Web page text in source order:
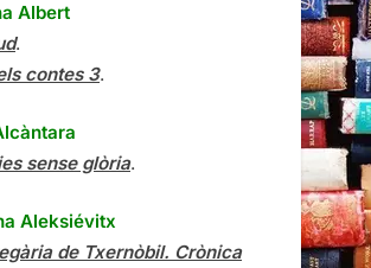
Albert
.
contes 3.
sense glòria.
Aleksiévitx
de Txernòbil. Crònica